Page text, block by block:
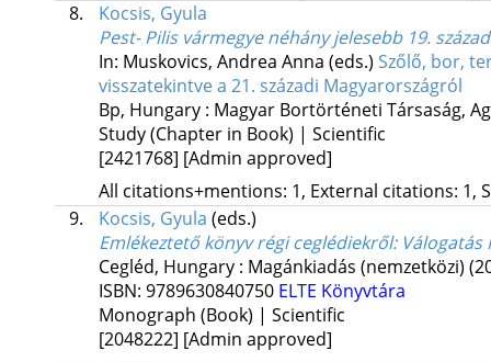
8.
Kocsis, Gyula
Pest- Pilis vármegye néhány jelesebb 19.
In: Muskovics, Andrea Anna (eds.) Szőlő, bor,
visszatekintve a 21. századi Magyarországról
Bp, Hungary : Magyar Bortörténeti Társaság,
Study (Chapter in Book) | Scientific
[2421768] [Admin approved]
All citations+mentions: 1, External citations: 1,
9.
Kocsis, Gyula (eds.)
Emlékeztető könyv régi ceglédiekről: Válogatás
Cegléd, Hungary : Magánkiadás (nemzetközi)
ISBN: 9789630840750 ELTE Könyvtára
Monograph (Book) | Scientific
[2048222] [Admin approved]